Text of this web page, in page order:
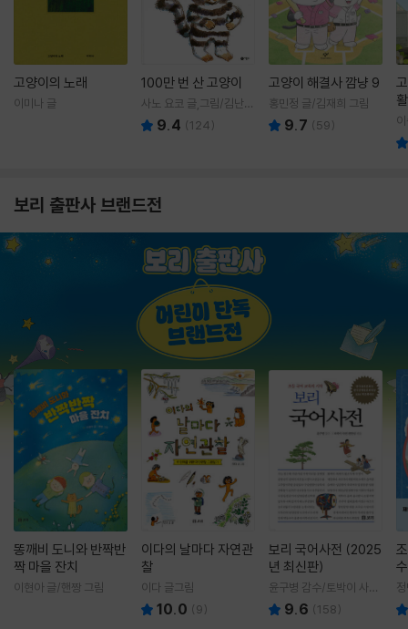
고양이의 노래
이미나 글
100만 번 산 고양이
사노 요코 글,그림/김난주
역 9.4 (124)
고양이 해결사 깜냥 9
홍민정 글/김재희 그림
9.7 (59)
보리 출판사 브랜드전
똥깨비 도니와 반짝반
짝 마을 잔치
이현아 글/핸짱 그림
이다의 날마다 자연관
찰
이다 글그림
10.0 (9)
보리 국어사전 (2025
년 최신판)
윤구병 감수/토박이 사전
편찬실 편
9.6 (158)